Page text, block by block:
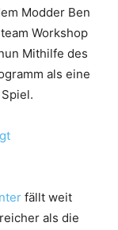
Modder Ben
Workshop
Mithilfe des
als eine
fällt weit
als die